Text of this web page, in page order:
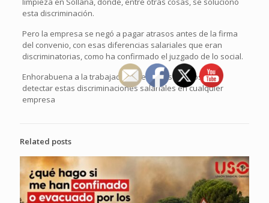
esta discriminación.
Pero la empresa se negó a pagar atrasos antes de la firma
del convenio, con esas diferencias salariales que eran
discriminatorias, como ha confirmado el juzgado de lo social.
Enhorabuena a la trabajadora, seguimos atentos para
detectar estas discriminaciones salariales en cualquier
empresa
Related posts